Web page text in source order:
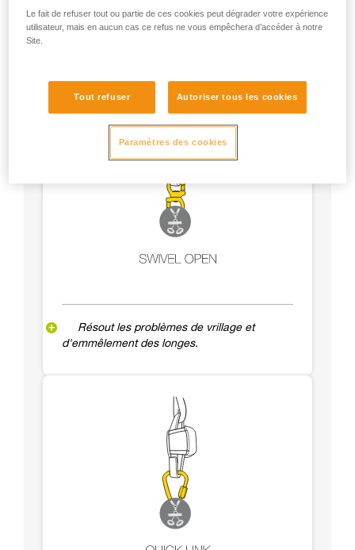
tous les axes (sauf pliage sur arête).
Résout les problèmes de vrillage et
d'emmêlement des longes.
Le fait de refuser tout ou partie de ces cookies peut dégrader votre expérience
utilisateur, mais en aucun cas ce refus ne vous empêchera d’accéder à notre
Site.
Tout refuser Autoriser tous les cookies
Paramètres des cookies